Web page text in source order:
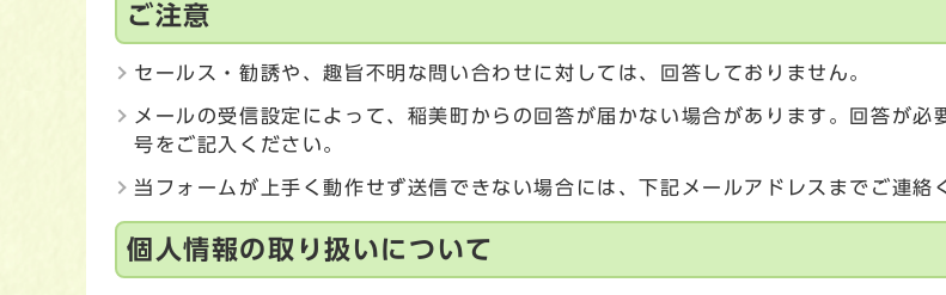
ご注意
セールス・勧誘や、趣旨不明な問い合わせに対しては、回答しておりません。
メールの受信設定によって、稲美町からの回答が届かない場合があります。回答が
号をご記入ください。
当フォームが上手く動作せず送信できない場合には、下記メールアドレスまでご連絡
個人情報の取り扱いについて